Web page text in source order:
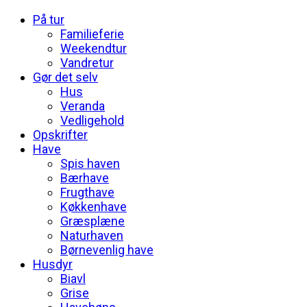
På tur
Familieferie
Weekendtur
Vandretur
Gør det selv
Hus
Veranda
Vedligehold
Opskrifter
Have
Spis haven
Bærhave
Frugthave
Køkkenhave
Græsplæne
Naturhaven
Børnevenlig have
Husdyr
Biavl
Grise